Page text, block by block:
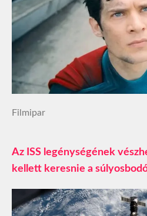
Filmipar
Az ISS legénységének
kellett keresnie a